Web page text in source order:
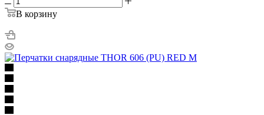
В корзину